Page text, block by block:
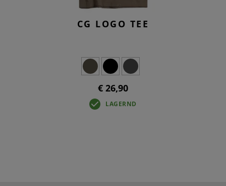
CG LOGO TEE
€ 26,90
LAGERND